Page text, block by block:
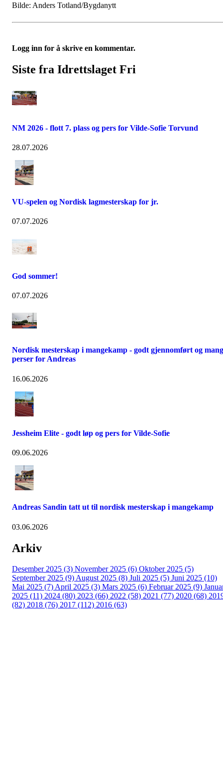
Bilde: Anders Totland/Bygdanytt
Logg inn for å skrive en kommentar.
Siste fra Idrettslaget Fri
NM 2026 - flott 7. plass og pers for Vilde-Sofie Torvund
28.07.2026
VU-spelen og Nordisk lagmesterskap for jr.
07.07.2026
God sommer!
07.07.2026
Nordisk mesterskap i mangekamp - godt gjennomført og
perser for Andreas
16.06.2026
Jessheim Elite - godt løp og pers for Vilde-Sofie
09.06.2026
Andreas Sandin tatt ut til nordisk mesterskap i mangekamp
03.06.2026
Arkiv
Desember 2025 (3) November 2025 (6) Oktober 2025 (5)
September 2025 (9)August 2025 (8) Juli 2025 (5) Juni 2025 (10)
Mai 2025 (7)April 2025 (3) Mars 2025 (6) Februar 2025 (9)
2025 (11) 2024 (80) 2023 (66) 2022 (58) 2021 (77) 2020 (68)
(82) 2018 (76) 2017 (112) 2016 (63)